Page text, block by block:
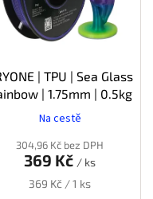
| TPU | Sea Glass
| 1.75mm | 0.5kg
Na cestě
304,96 Kč bez DPH
369 Kč / ks
Měrná
369 Kč / 1 ks